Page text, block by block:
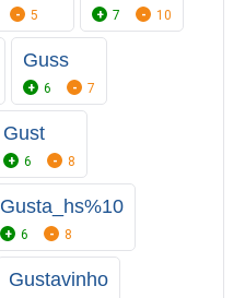
5 7 10
Guss
6 7
Gust
6 8
Gusta_hs%10
6 8
Gustavinho